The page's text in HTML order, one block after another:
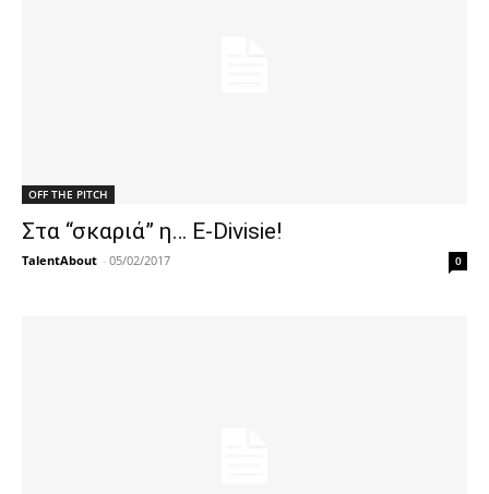
OFF THE PITCH
Στα “σκαριά” η… E-Divisie!
TalentAbout - 05/02/2017 0